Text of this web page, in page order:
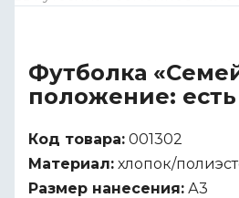
Футболка
положение: есть
Код товара: 001302
Материал: хлопок/
Размер нанесения: А3